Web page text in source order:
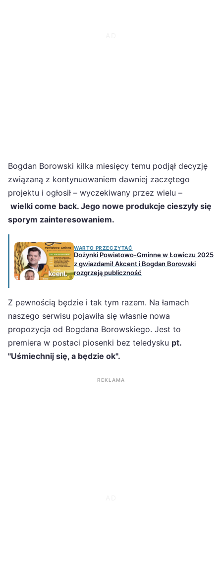
Bogdan Borowski kilka miesięcy temu podjął decyzję
związaną z kontynuowaniem dawniej zaczętego
projektu i ogłosił – wyczekiwany przez wielu –
wielki come back. Jego nowe produkcje cieszyły się
sporym zainteresowaniem.
WARTO PRZECZYTAĆ
Dożynki Powiatowo-Gminne w Łowiczu 2025
z gwiazdami! Akcent i Bogdan Borowski
rozgrzeją publiczność
Z pewnością będzie i tak tym razem. Na łamach
naszego serwisu pojawiła się własnie nowa
propozycja od Bogdana Borowskiego. Jest to
premiera w postaci piosenki bez teledysku pt.
"Uśmiechnij się, a będzie ok".
REKLAMA